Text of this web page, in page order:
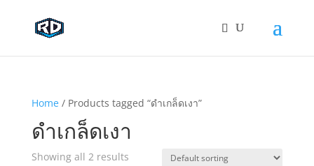
Home/ Products tagged “ดำเกล็ดเงา”
ดำเกล็ดเงา
Showing all 2 results